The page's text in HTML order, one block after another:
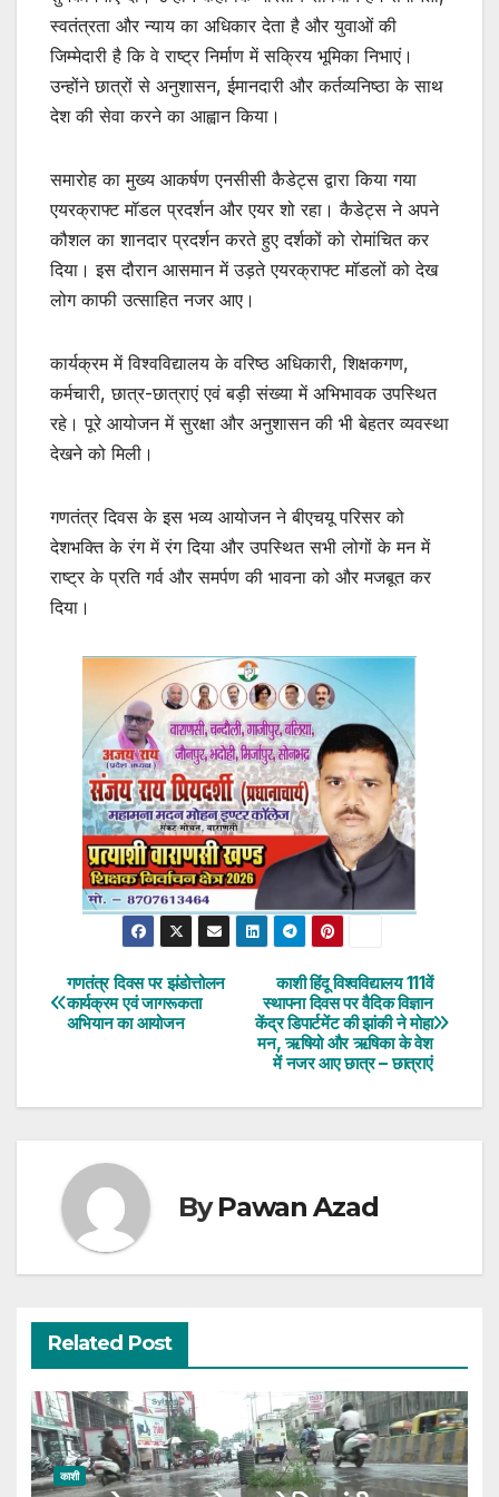
स्वतंत्रता और न्याय का अधिकार देता है और युवाओं की
जिम्मेदारी है कि वे राष्ट्र निर्माण में सक्रिय भूमिका निभाएं।
उन्होंने छात्रों से अनुशासन, ईमानदारी और कर्तव्यनिष्ठा के साथ
देश की सेवा करने का आह्वान किया।
समारोह का मुख्य आकर्षण एनसीसी कैडेट्स द्वारा किया गया
एयरक्राफ्ट मॉडल प्रदर्शन और एयर शो रहा। कैडेट्स ने अपने
कौशल का शानदार प्रदर्शन करते हुए दर्शकों को रोमांचित कर
दिया। इस दौरान आसमान में उड़ते एयरक्राफ्ट मॉडलों को देख
लोग काफी उत्साहित नजर आए।
कार्यक्रम में विश्वविद्यालय के वरिष्ठ अधिकारी, शिक्षकगण,
कर्मचारी, छात्र-छात्राएं एवं बड़ी संख्या में अभिभावक उपस्थित
रहे। पूरे आयोजन में सुरक्षा और अनुशासन की भी बेहतर व्यवस्था
देखने को मिली।
गणतंत्र दिवस के इस भव्य आयोजन ने बीएचयू परिसर को
देशभक्ति के रंग में रंग दिया और उपस्थित सभी लोगों के मन में
राष्ट्र के प्रति गर्व और समर्पण की भावना को और मजबूत कर
दिया।
Post
navigation
काशी हिंदू विश्वविद्यालय 111वें
स्थापना दिवस पर वैदिक विज्ञान
केंद्र डिपार्टमेंट की झांकी ने मोहा
मन, ऋषियो और ऋषिका के वेश
में नजर आए छात्र – छात्राएं
गणतंत्र दिवस पर झंडोत्तोलन
कार्यक्रम एवं जागरूकता
अभियान का आयोजन
ByPawan Azad
Related Post
काशी